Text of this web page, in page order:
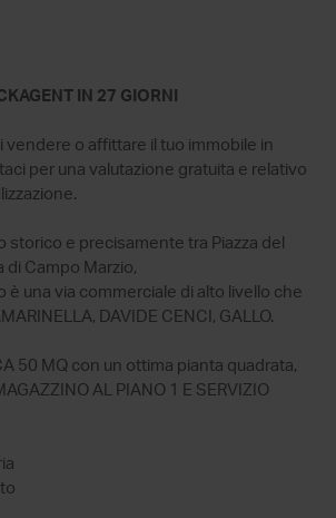
IN 27 GIORNI
vendere o affittare il tuo immobile in
per una valutazione gratuita e relativo
storico e precisamente tra Piazza del
di Campo Marzio,
è una via commerciale di alto livello che
DAVIDE CENCI, GALLO.
50 MQ con un ottima pianta quadrata,
AL PIANO 1 E SERVIZIO